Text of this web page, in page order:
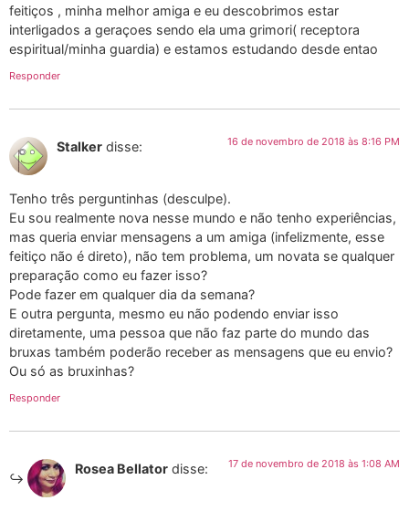
feitiços , minha melhor amiga e eu descobrimos estar
interligados a geraçoes sendo ela uma grimori( receptora
espiritual/minha guardia) e estamos estudando desde entao
Responder
Stalker disse: 16 de novembro de 2018 às 8:16 PM
Tenho três perguntinhas (desculpe).
Eu sou realmente nova nesse mundo e não tenho experiências,
mas queria enviar mensagens a um amiga (infelizmente, esse
feitiço não é direto), não tem problema, um novata se qualquer
preparação como eu fazer isso?
Pode fazer em qualquer dia da semana?
E outra pergunta, mesmo eu não podendo enviar isso
diretamente, uma pessoa que não faz parte do mundo das
bruxas também poderão receber as mensagens que eu envio?
Ou só as bruxinhas?
Responder
Rosea Bellator disse: 17 de novembro de 2018 às 1:08 AM